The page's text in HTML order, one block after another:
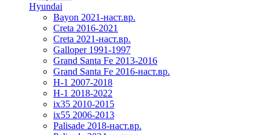
Hyundai
Bayon 2021-наст.вр.
Creta 2016-2021
Creta 2021-наст.вр.
Galloper 1991-1997
Grand Santa Fe 2013-2016
Grand Santa Fe 2016-наст.вр.
H-1 2007-2018
H-1 2018-2022
ix35 2010-2015
ix55 2006-2013
Palisade 2018-наст.вр.